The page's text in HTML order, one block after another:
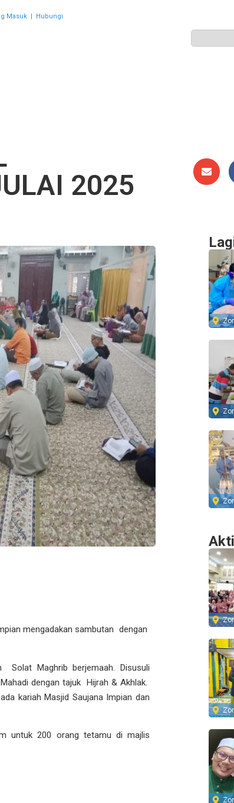
Masuk| Hubungi
2025
mengadakan sambutan dengan
Solat Maghrib berjemaah. Disusuli
dengan tajuk Hijrah & Akhlak.
kariah Masjid Saujana Impian dan
untuk 200 orang tetamu di majlis